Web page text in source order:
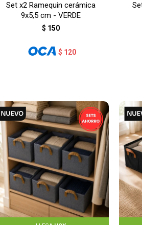
Set x2 Ramequin cerámica
9x5,5 cm - VERDE
$ 150
$ 120